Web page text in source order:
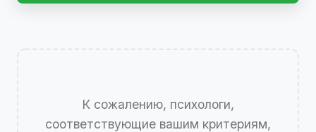
К сожалению, психологи,
соответствующие вашим критериям,